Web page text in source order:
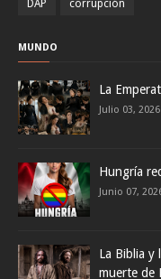
DAP corrupción
MUNDO
La
Julio 03, 2026
Hungría
Junio 07,
La Biblia y
muerte de